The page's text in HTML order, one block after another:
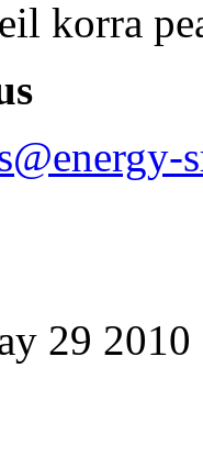
korra
29 2010